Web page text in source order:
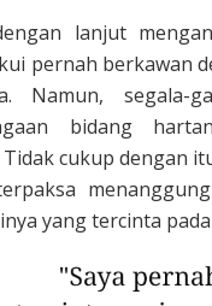
lanjut
pernah berkawan
Namun, segala-
bidang
cukup dengan
yang tercinta